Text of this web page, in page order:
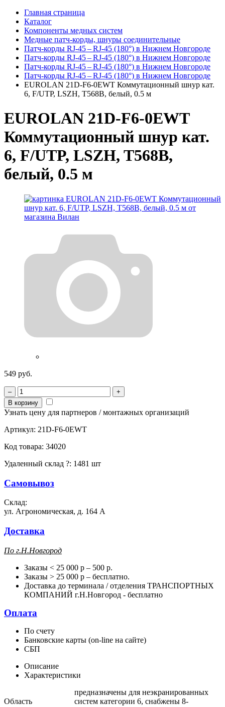
Главная страница
Каталог
Компоненты медных систем
Медные патч-корды, шнуры соединительные
Патч-корды RJ‑45 – RJ‑45 (180°) в Нижнем Новгороде
Патч-корды RJ‑45 – RJ‑45 (180°) в Нижнем Новгороде
Патч-корды RJ‑45 – RJ‑45 (180°) в Нижнем Новгороде
Патч-корды RJ‑45 – RJ‑45 (180°) в Нижнем Новгороде
EUROLAN 21D-F6-0EWT Коммутационный шнур кат.
6, F/UTP, LSZH, T568B, белый, 0.5 м
EUROLAN 21D-F6-0EWT
Коммутационный шнур кат.
6, F/UTP, LSZH, T568B,
белый, 0.5 м
549 руб.
–
+
В корзину
Узнать цену для партнеров / монтажных организаций
Артикул: 21D-F6-0EWT
Код товара: 34020
Удаленный склад ?: 1481 шт
Самовывоз
Склад:
ул. Агрономическая, д. 164 А
Доставка
По г.Н.Новгород
Заказы < 25 000 р – 500 р.
Заказы > 25 000 р – бесплатно.
Доставка до терминала / отделения ТРАНСПОРТНЫХ
КОМПАНИЙ г.Н.Новгород - бесплатно
Оплата
По счету
Банковские карты (on-line на сайте)
СБП
Описание
Характеристики
Область
предназначены для неэкранированных
систем категории 6, снабжены 8-